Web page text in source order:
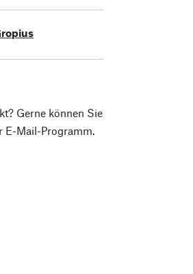
Gerne können Sie
E-Mail-Programm.